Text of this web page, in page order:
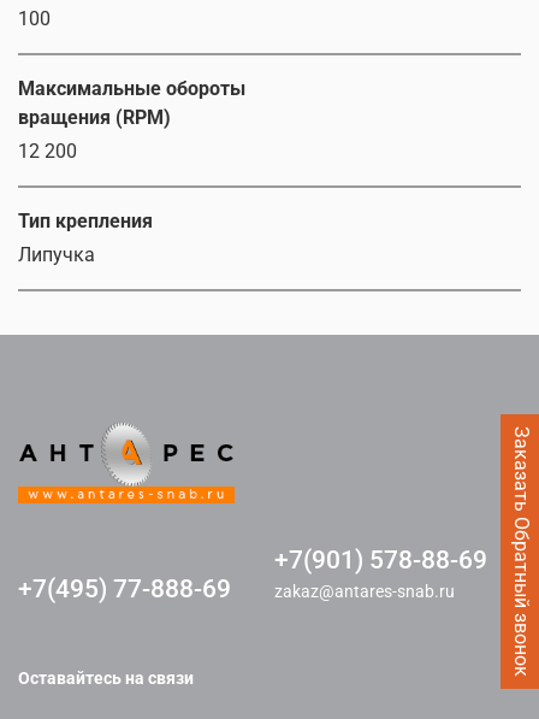
Заказать Обратный звонок
100
Максимальные обороты
вращения (RPM)
12 200
Тип крепления
Липучка
+7(495) 77-888-69
+7(901) 578-88-69
zakaz@antares-snab.ru
Оставайтесь на связи